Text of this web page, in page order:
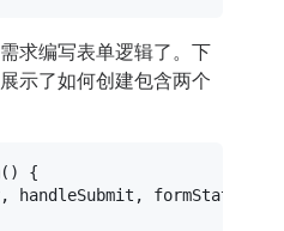
求编写表单逻辑了。下
示了如何创建包含两个
( ) {
formState